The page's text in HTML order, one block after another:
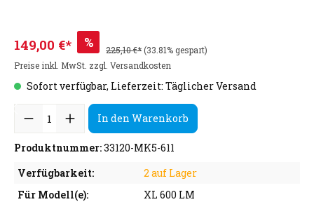
149,00 €* % 225,10 €*(33.81% gespart)
Preise inkl. MwSt. zzgl. Versandkosten
Sofort verfügbar, Lieferzeit: Täglicher Versand
In den Warenkorb
Produktnummer:33120-MK5-611
Verfügbarkeit:
2 auf Lager
Für Modell(e):
XL 600 LM